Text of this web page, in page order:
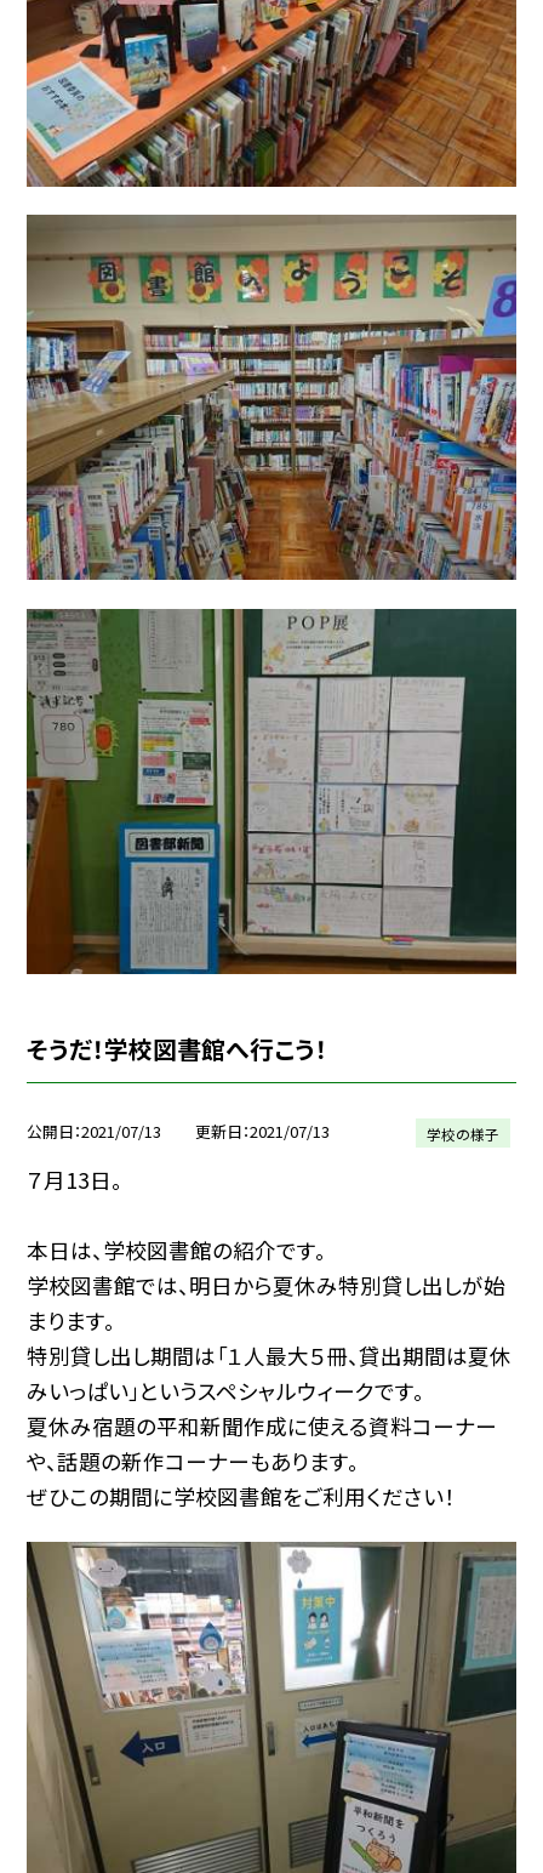
そうだ！学校図書館へ行こう！
公開日 2021/07/13 更新日 2021/07/13 学校の様子
７月13日。
本日は、学校図書館の紹介です。
学校図書館では、明日から夏休み特別貸し出しが始
まります。
特別貸し出し期間は「１人最大５冊、貸出期間は夏休
みいっぱい」というスペシャルウィークです。
夏休み宿題の平和新聞作成に使える資料コーナー
や、話題の新作コーナーもあります。
ぜひこの期間に学校図書館をご利用ください！